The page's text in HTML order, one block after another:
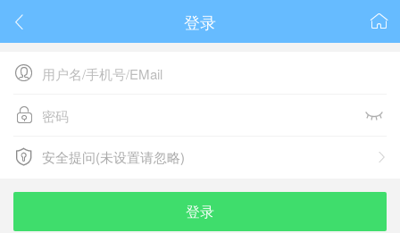
 
登录

 
 
安全提问(未设置请忽略)
安全提问(未设置请忽略)
登录